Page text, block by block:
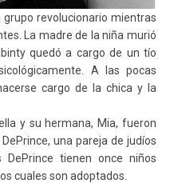
revolucionario mientras
La madre de la niña murió
quedó a cargo de un tío
A las pocas
cargo de la chica y la
y su hermana, Mia, fueron
una pareja de judíos
DePrince tienen once niños
cuales son adoptados.